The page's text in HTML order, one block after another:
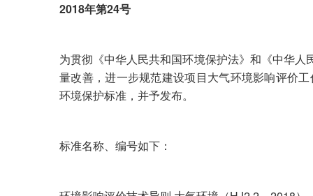
2018年第24号
为贯彻《中华人民共和国环境保护法》和《中华
量改善，进一步规范建设项目大气环境影响评价
环境保护标准，并予发布。
标准名称、编号如下：